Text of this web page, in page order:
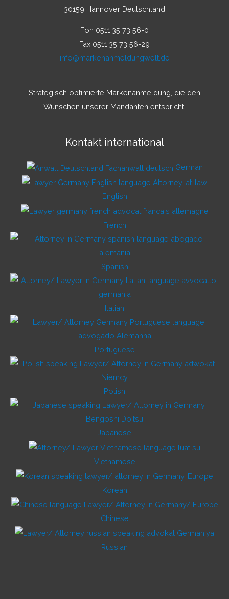
30159 Hannover Deutschland
Fon 0511.35 73 56-0
Fax 0511.35 73 56-29
info@markenanmeldungwelt.de
Strategisch optimierte Markenanmeldung, die den
Wünschen unserer Mandanten entspricht.
Kontakt international
German
English
French
Spanish
Italian
Portuguese
Polish
Japanese
Vietnamese
Korean
Chinese
Russian